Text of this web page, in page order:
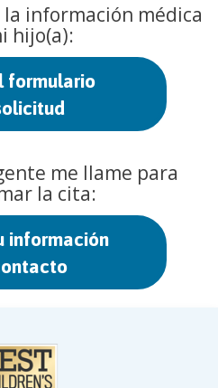
la información médica
hijo(a):
formulario
me llame para
la cita:
información